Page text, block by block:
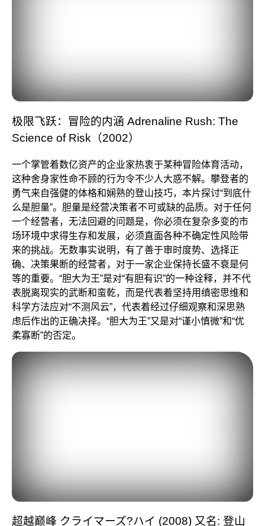
极限飞跃：冒险的内涵 Adrenaline Rush: The
Science of Risk（2002）
一个掌管着数亿资产的企业家热衷于某种冒险体育活动，
这种舍身家性命不顾的行为令不少人大惑不解。攀登者的
勇气来自强健的体格和娴熟的登山技巧，本片探讨“到底什
么是胆量”。胆量是经营决策者不可或缺的品质。对于任何
一个经营者，无法回避的问题是，你必须在复杂多变的市
场环境中求得生存和发展，必须直面各种不确定性风险带
来的挑战。无数事实说明，有了善于审时度势、选择正
确、决策果断的经营者，对于一家企业保持长盛不衰是何
等的重要。“胆大为王”是对“有胆有识”的一种诠释，并不代
表脱离现实的武断和蛮乾，而是代表着坚持用缜密思维和
科学方法应对“不测风云”，代表着经过仔细观察和深思熟
虑后作出的正确决择。“胆大为王”又是对“谨小慎微”和“优
柔寡断”的否定。
超越巅峰 クライマーズ?ハイ (2008) 又名: 登山